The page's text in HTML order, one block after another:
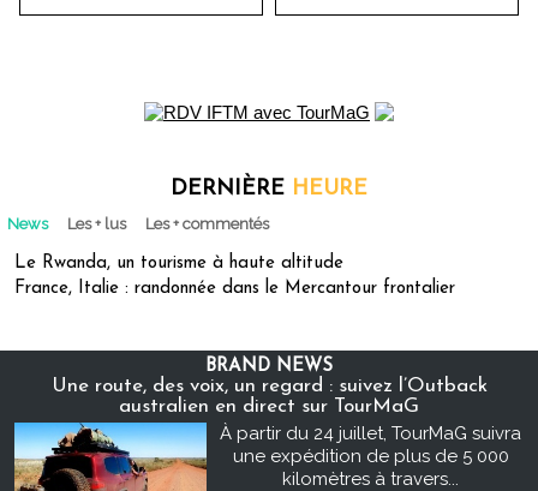
DERNIÈRE HEURE
News Les + lus Les + commentés
Le Rwanda, un tourisme à haute altitude
France, Italie : randonnée dans le Mercantour frontalier
BRAND NEWS
Une route, des voix, un regard : suivez l’Outback
australien en direct sur TourMaG
À partir du 24 juillet, TourMaG suivra
une expédition de plus de 5 000
kilomètres à travers...